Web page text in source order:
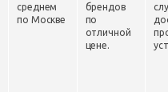
среднем
по Москве
брендов
по
отличной
цене.